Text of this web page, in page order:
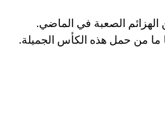
الصعبة في الماضي.
ما من حمل هذه الكأس الجميلة.